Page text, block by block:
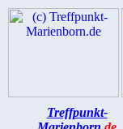
Treffpunkt-